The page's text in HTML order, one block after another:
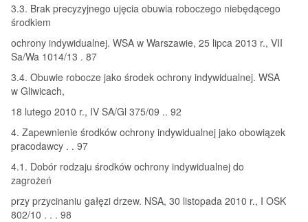
3.3. Brak precyzyjnego ujęcia obuwia roboczego niebędącego
środkiem
ochrony indywidualnej. WSA w Warszawie, 25 lipca 2013 r., VII
Sa/Wa 1014/13 . 87
3.4. Obuwie robocze jako środek ochrony indywidualnej. WSA
w Gliwicach,
18 lutego 2010 r., IV SA/Gl 375/09 .. 92
4. Zapewnienie środków ochrony indywidualnej jako obowiązek
pracodawcy . . 97
4.1. Dobór rodzaju środków ochrony indywidualnej do
zagrożeń
przy przycinaniu gałęzi drzew. NSA, 30 listopada 2010 r., I OSK
802/10 . . . 98